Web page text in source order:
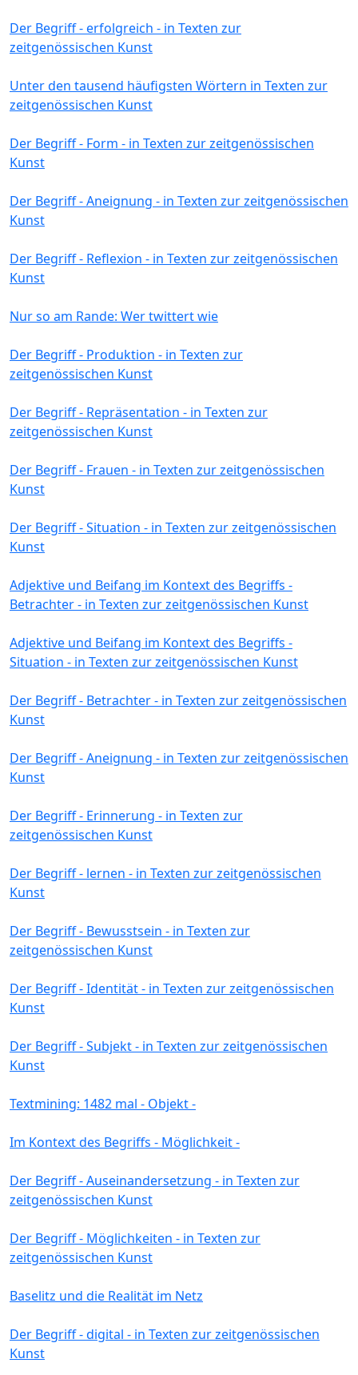
Der Begriff - erfolgreich - in Texten zur
zeitgenössischen Kunst
Unter den tausend häufigsten Wörtern in Texten zur
zeitgenössischen Kunst
Der Begriff - Form - in Texten zur zeitgenössischen
Kunst
Der Begriff - Aneignung - in Texten zur zeitgenössischen
Kunst
Der Begriff - Reflexion - in Texten zur zeitgenössischen
Kunst
Nur so am Rande: Wer twittert wie
Der Begriff - Produktion - in Texten zur
zeitgenössischen Kunst
Der Begriff - Repräsentation - in Texten zur
zeitgenössischen Kunst
Der Begriff - Frauen - in Texten zur zeitgenössischen
Kunst
Der Begriff - Situation - in Texten zur zeitgenössischen
Kunst
Adjektive und Beifang im Kontext des Begriffs -
Betrachter - in Texten zur zeitgenössischen Kunst
Adjektive und Beifang im Kontext des Begriffs -
Situation - in Texten zur zeitgenössischen Kunst
Der Begriff - Betrachter - in Texten zur zeitgenössischen
Kunst
Der Begriff - Aneignung - in Texten zur zeitgenössischen
Kunst
Der Begriff - Erinnerung - in Texten zur
zeitgenössischen Kunst
Der Begriff - lernen - in Texten zur zeitgenössischen
Kunst
Der Begriff - Bewusstsein - in Texten zur
zeitgenössischen Kunst
Der Begriff - Identität - in Texten zur zeitgenössischen
Kunst
Der Begriff - Subjekt - in Texten zur zeitgenössischen
Kunst
Textmining: 1482 mal - Objekt -
Im Kontext des Begriffs - Möglichkeit -
Der Begriff - Auseinandersetzung - in Texten zur
zeitgenössischen Kunst
Der Begriff - Möglichkeiten - in Texten zur
zeitgenössischen Kunst
Baselitz und die Realität im Netz
Der Begriff - digital - in Texten zur zeitgenössischen
Kunst